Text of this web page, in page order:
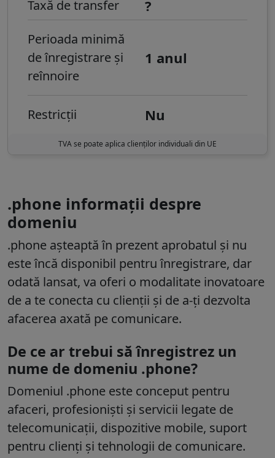
Taxă de transfer ?
Perioada minimă
de înregistrare și
reînnoire
1 anul
Restricții Nu
TVA se poate aplica clienților individuali din UE
.phone informații despre
domeniu
.phone așteaptă în prezent aprobatul și nu
este încă disponibil pentru înregistrare, dar
odată lansat, va oferi o modalitate inovatoare
de a te conecta cu clienții și de a-ți dezvolta
afacerea axată pe comunicare.
De ce ar trebui să înregistrez un
nume de domeniu .phone?
Domeniul .phone este conceput pentru
afaceri, profesioniști și servicii legate de
telecomunicații, dispozitive mobile, suport
pentru clienți și tehnologii de comunicare.